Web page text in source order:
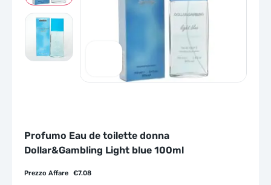
Profumo Eau de toilette donna
Dollar&Gambling Light blue 100ml
€7.08
Prezzo Affare